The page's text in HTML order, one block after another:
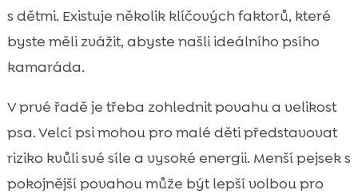
s dětmi. Existuje několik klíčových faktorů, které
byste měli zvážit, abyste našli ideálního psího
kamaráda.
V prvé řadě je třeba zohlednit povahu a velikost
psa. Velcí psi mohou pro malé děti představovat
riziko kvůli své síle a vysoké energii. Menší pejsek s
pokojnější povahou může být lepší volbou pro